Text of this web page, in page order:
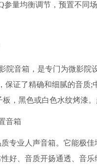
量均衡调节，预置不同场
音箱，是专门为微影院
保证了精确和细腻的音质
，黑色或白色水纹烤漆
音箱
业人声音箱。它能极佳
好、音质开扬通透、音